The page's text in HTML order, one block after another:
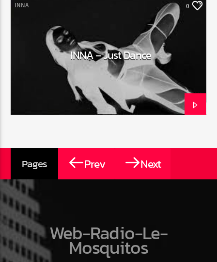
INNA 0
INNA – Just Dance
Pages Prev Next
Web-Radio-Le-
Mosquitos